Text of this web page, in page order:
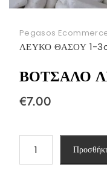
Pegasos
ΛΕΥΚΟ ΘΑΣΟΥ 1-
ΒΟΤΣΑΛΟ
€7.00
ΛΕΥΚΟ